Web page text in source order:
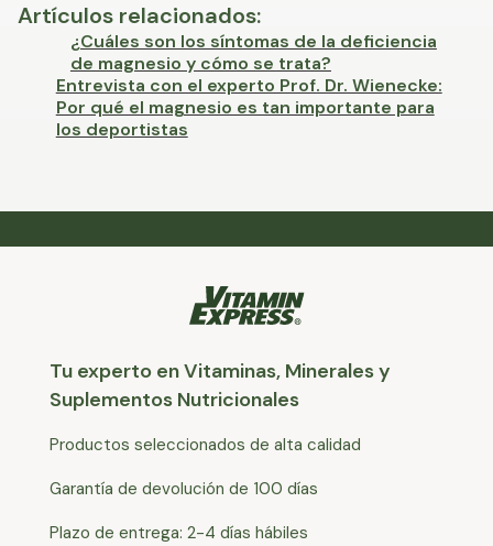
Artículos relacionados:
¿Cuáles son los síntomas de la deficiencia
de magnesio y cómo se trata?
Entrevista con el experto Prof. Dr. Wienecke:
Por qué el magnesio es tan importante para
los deportistas
Tu experto en Vitaminas, Minerales y
Suplementos Nutricionales
Productos seleccionados de alta calidad
Garantía de devolución de 100 días
Plazo de entrega: 2-4 días hábiles